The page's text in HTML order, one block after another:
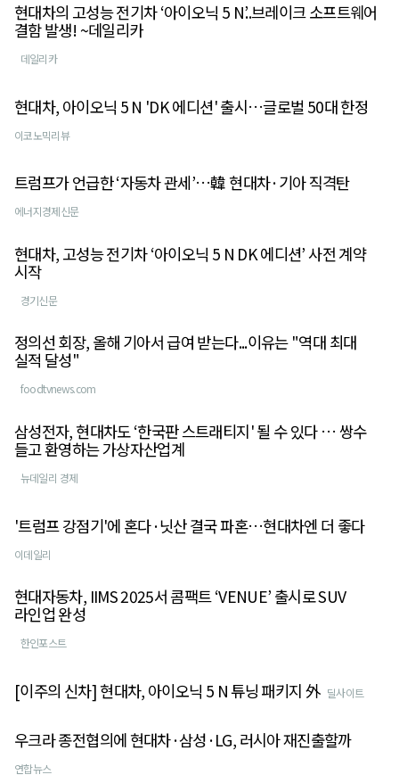
현대차의 고성능 전기차 ‘아이오닉 5 N’..브레이크 소프트웨어
결함 발생! ~데일리카
데일리카
현대차, 아이오닉 5 N 'DK 에디션' 출시…글로벌 50대 한정
이코노믹리뷰
트럼프가 언급한 ‘자동차 관세’…韓 현대차·기아 직격탄
에너지경제신문
현대차, 고성능 전기차 ‘아이오닉 5 N DK 에디션’ 사전 계약
시작
경기신문
정의선 회장, 올해 기아서 급여 받는다...이유는 "역대 최대
실적 달성"
foodtvnews.com
삼성전자, 현대차도 ‘한국판 스트래티지' 될 수 있다 … 쌍수
들고 환영하는 가상자산업계
뉴데일리 경제
'트럼프 강점기'에 혼다·닛산 결국 파혼…현대차엔 더 좋다
이데일리
현대자동차, IIMS 2025서 콤팩트 ‘VENUE’ 출시로 SUV
라인업 완성
한인포스트
[이주의 신차] 현대차, 아이오닉 5 N 튜닝 패키지 外 딜사이트
우크라 종전협의에 현대차·삼성·LG, 러시아 재진출할까
연합뉴스